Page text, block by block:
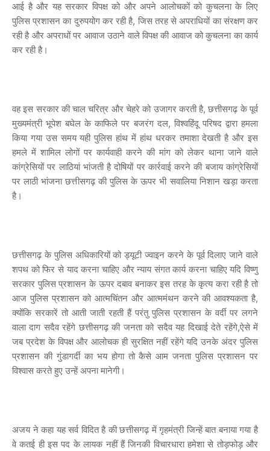
आई है और यह सरकार विपक्ष को और अपने आलोचकों को कुचलना के लिए
पुलिस प्रशासन का दुरुपयोग कर रही है, जिस तरह से अपराधियों का संरक्षण कर
रही है और अपराधों पर आवाज उठाने वाले विपक्ष की आवाज को कुचलना का कार्य
कर रही है।
वह इस सरकार की चाल चरित्र और चेहरे को उजागर करती है, छत्तीसगढ़ के पूर्व
मुख्यमंत्री भूपेश बघेल के काफिले पर बजरंग दल, विश्वहिंदू परिषद द्वारा हमला
किया गया उस समय यही पुलिस हांथ में हांथ धरकर तमाशा देखती है और इस
हमले में शामिल लोगों पर कार्यवाही करने की मांग को लेकर थाना जाने वाले
कांग्रेसियों पर लाठियां भांजती है दोषियों पर कार्रवाई करने की बजाय कांग्रेसियों
पर लाठी भांजना छत्तीसगढ़ की पुलिस के ऊपर भी सवालिया निशान खड़ा करता
है।
छत्तीसगढ़ के पुलिस अधिकारियों को ड्यूटी ज्वाइन करने के पूर्व दिलाए जाने वाले
शपथ को फिर से याद करना चाहिए और न्याय संगत कार्य करना चाहिए यदि विष्णु
सरकार पुलिस प्रशासन के ऊपर दबाव बनाकर इस तरह के कृत्य करा रही है तो
आज पुलिस प्रशासन को आत्मचिंतन और आत्ममंथन करने की आवश्यकता है,
क्योंकि सरकारें तो आती जाती रहती हैं परंतु पुलिस प्रशासन के वर्दी पर लगने
वाला दाग सदैव रहेंगे छत्तीसगढ़ की जनता को सदैव यह दिखाई देते रहेंगे,ऐसे में
जब प्रदेश के विपक्ष और आलोचक ही सुरक्षित नहीं रहेंगे यदि उनके अंदर पुलिस
प्रशासन की गुंडागर्दी का भय होगा तो कैसे आम जनता पुलिस प्रशासन पर
विश्वास करते हुए उन्हें अपना मानेगी।
अजय ने कहा यह सर्व विदित है की छत्तीसगढ़ में गृहमंत्री जिन्हें बात बनाया गया है
वे कतई ही इस पद के लायक नहीं हैं जिनकी विचारधारा हमेशा से तोड़फोड़ और